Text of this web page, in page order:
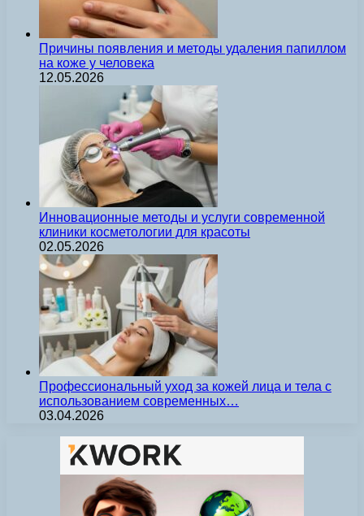
Причины появления и методы удаления папиллом
на коже у человека
12.05.2026
Инновационные методы и услуги современной
клиники косметологии для красоты
02.05.2026
Профессиональный уход за кожей лица и тела с
использованием современных…
03.04.2026